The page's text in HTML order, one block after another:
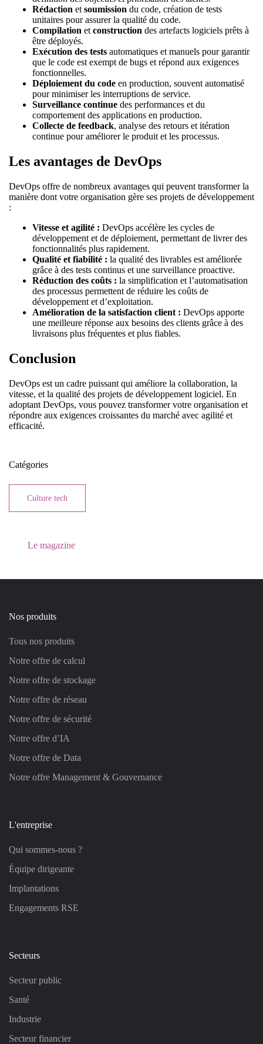
Rédaction et soumission du code, création de tests
unitaires pour assurer la qualité du code.
Compilation et construction des artefacts logiciels prêts à
être déployés.
Exécution des tests automatiques et manuels pour garantir
que le code est exempt de bugs et répond aux exigences
fonctionnelles.
Déploiement du code en production, souvent automatisé
pour minimiser les interruptions de service.
Surveillance continue des performances et du
comportement des applications en production.
Collecte de feedback, analyse des retours et itération
continue pour améliorer le produit et les processus.
Les avantages de DevOps
DevOps offre de nombreux avantages qui peuvent transformer la
manière dont votre organisation gère ses projets de développement
:
Vitesse et agilité : DevOps accélère les cycles de
développement et de déploiement, permettant de livrer des
fonctionnalités plus rapidement.
Qualité et fiabilité : la qualité des livrables est améliorée
grâce à des tests continus et une surveillance proactive.
Réduction des coûts : la simplification et l’automatisation
des processus permettent de réduire les coûts de
développement et d’exploitation.
Amélioration de la satisfaction client : DevOps apporte
une meilleure réponse aux besoins des clients grâce à des
livraisons plus fréquentes et plus fiables.
Conclusion
DevOps est un cadre puissant qui améliore la collaboration, la
vitesse, et la qualité des projets de développement logiciel. En
adoptant DevOps, vous pouvez transformer votre organisation et
répondre aux exigences croissantes du marché avec agilité et
efficacité.
Catégories
Culture tech
Le magazine
Nos produits
Tous nos produits
Notre offre de calcul
Notre offre de stockage
Notre offre de réseau
Notre offre de sécurité
Notre offre d’IA
Notre offre de Data
Notre offre Management & Gouvernance
L'entreprise
Qui sommes-nous ?
Équipe dirigeante
Implantations
Engagements RSE
Secteurs
Secteur public
Santé
Industrie
Secteur financier